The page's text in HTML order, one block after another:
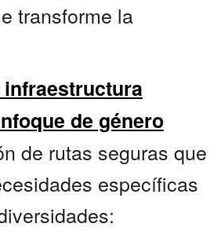
transforme la
infraestructura
de género
de rutas seguras que
específicas